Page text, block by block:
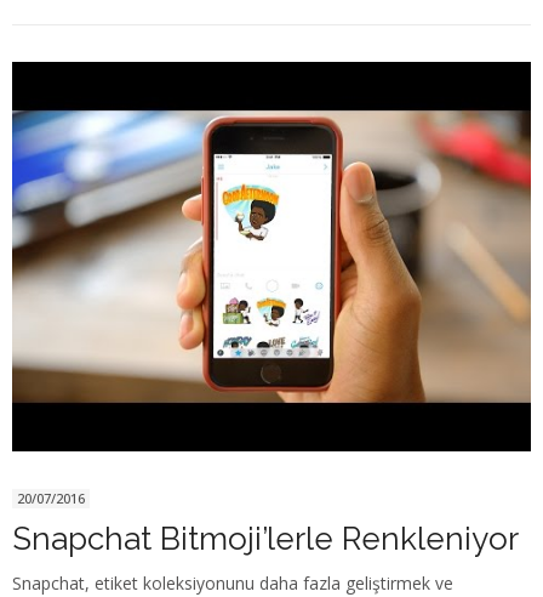
20/07/2016
Snapchat Bitmoji’lerle Renkleniyor
Snapchat, etiket koleksiyonunu daha fazla geliştirmek ve